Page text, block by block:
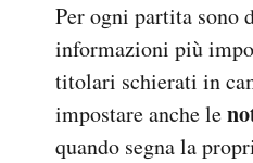
Per ogni partita sono
informazioni più
titolari schierati in
impostare anche le
quando segna la